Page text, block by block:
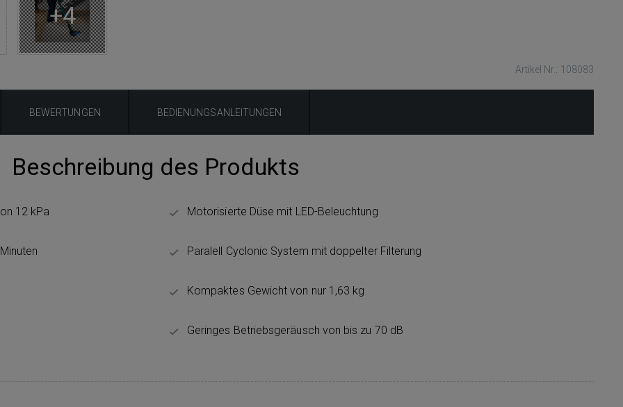
+4
Artikel Nr.: 108083
BEWERTUNGEN BEDIENUNGSANLEITUNGEN
Beschreibung des Produkts
12 kPa Motorisierte Düse mit LED-Beleuchtung
Paralell Cyclonic System mit doppelter Filterung
Kompaktes Gewicht von nur 1,63 kg
Geringes Betriebsgeräusch von bis zu 70 dB